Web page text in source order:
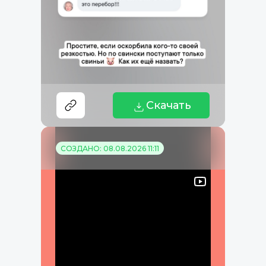
Скачать
СОЗДАНО: 08.08.2026 11:11